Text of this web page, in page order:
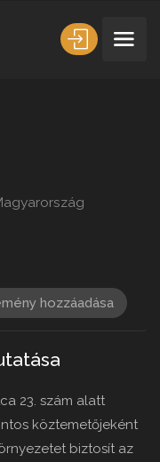
Magyarország
hozzáadása
23. szám alatt
köztemetőjeként
biztosít az